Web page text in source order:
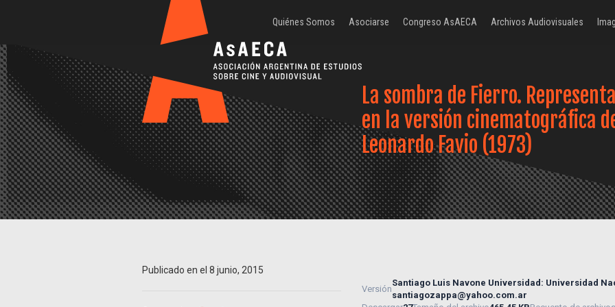
Quiénes Somos Asociarse Congreso AsAECA Archivos Audiovisuales
La sombra de Fierro.
en la versión cinematográfica
Leonardo Favio (1973)
Publicado en el 8 junio, 2015
Versión
Santiago Luis Navone Universidad: Universidad
santiagozappa@yahoo.com.ar